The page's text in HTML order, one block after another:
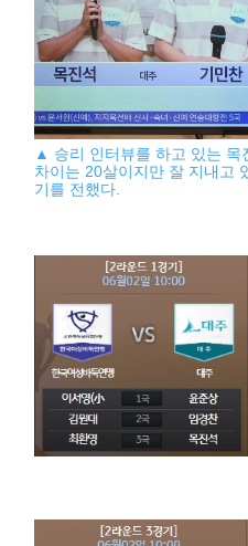
▲ 승리 인터뷰를 하고 있는 목
차이는 20살이지만 잘 지내고
기를 전했다.